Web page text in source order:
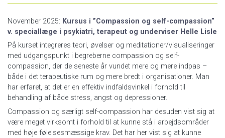
November 2025: Kursus i ”Compassion og self-compassion”
v. speciallæge i psykiatri, terapeut og underviser Helle Lisle
På kurset integreres teori, øvelser og meditationer/visualiseringer
med udgangspunkt i begreberne compassion og self-
compassion, der de seneste år vundet mere og mere indpas –
både i det terapeutiske rum og mere bredt i organisationer. Man
har erfaret, at det er en effektiv indfaldsvinkel i forhold til
behandling af både stress, angst og depressioner.
Compassion og særligt self-compassion har desuden vist sig at
være meget virksomt i forhold til at kunne stå i arbejdsområder
med høje følelsesmæssige krav. Det har her vist sig at kunne